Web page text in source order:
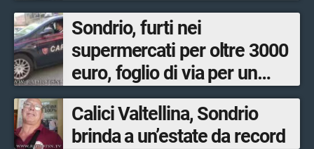
Sondrio, furti nei
supermercati per oltre 3000
euro, foglio di via per un
ventinovenne
Calici Valtellina, Sondrio
brinda a un’estate da record